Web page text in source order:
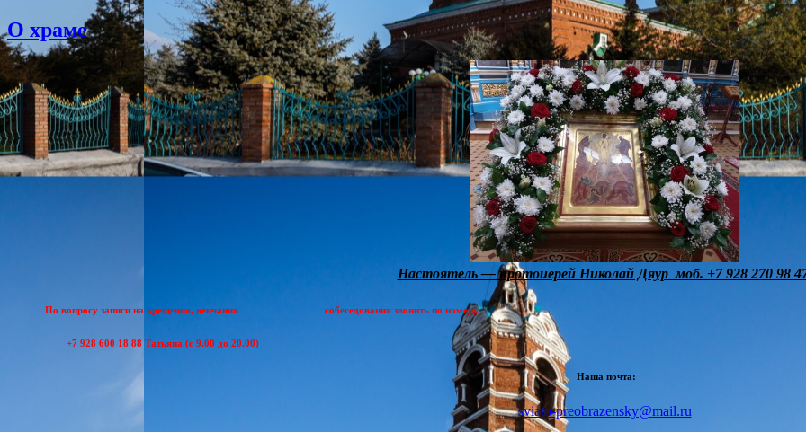
О храме
Настоятель — протоиерей Николай Дяур моб. +7 928 270 98
По вопросу записи на крещения, венчания собеседования звонить по номеру
+7 928 600 18 88 Татьяна (с 9.00 до 20.00)
Наша почта:
sviato-preobrazensky@mail.ru